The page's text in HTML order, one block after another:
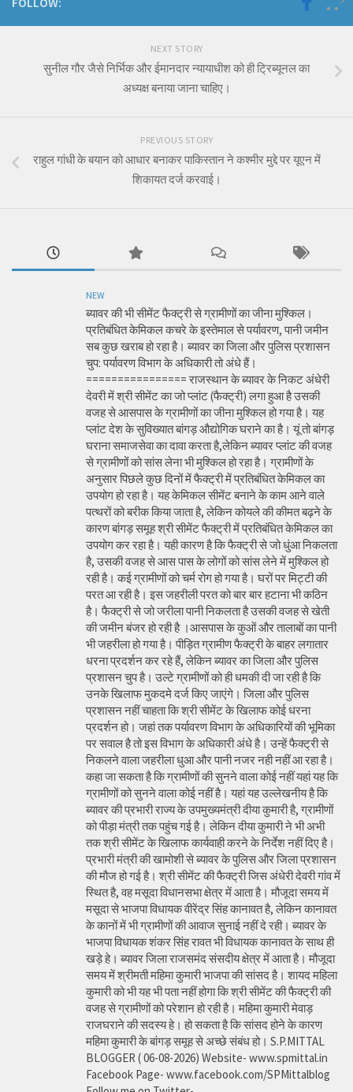
NEXT STORY
सुनील गौर जैसे निर्भिक और ईमानदार न्यायाधीश को ही ट्रिब्यूनल का
अध्यक्ष बनाया जाना चाहिए।
PREVIOUS STORY
राहुल गांधी के बयान को आधार बनाकर पाकिस्तान ने कश्मीर मुद्दे पर यूएन में
शिकायत दर्ज करवाई।
NEW
ब्यावर की भी सीमेंट फैक्ट्री से ग्रामीणों का जीना मुश्किल।
प्रतिबंधित केमिकल कचरे के इस्तेमाल से पर्यावरण, पानी जमीन
सब कुछ खराब हो रहा है। ब्यावर का जिला और पुलिस प्रशासन
चुप: पर्यावरण विभाग के अधिकारी तो अंधे हैं।
================ राजस्थान के ब्यावर के निकट अंधेरी
देवरी में श्री सीमेंट का जो प्लांट (फैक्ट्री) लगा हुआ है उसकी
वजह से आसपास के ग्रामीणों का जीना मुश्किल हो गया है। यह
प्लांट देश के सुविख्यात बांगड़ औद्योगिक घराने का है। यूं तो बांगड़
घराना समाजसेवा का दावा करता है,लेकिन ब्यावर प्लांट की वजह
से ग्रामीणों को सांस लेना भी मुश्किल हो रहा है। ग्रामीणों के
अनुसार पिछले कुछ दिनों में फैक्ट्री में प्रतिबंधित केमिकल का
उपयोग हो रहा है। यह केमिकल सीमेंट बनाने के काम आने वाले
पत्थरों को बरीक किया जाता है, लेकिन कोयले की कीमत बढ़ने के
कारण बांगड़ समूह श्री सीमेंट फैक्ट्री में प्रतिबंधित केमिकल का
उपयोग कर रहा है। यही कारण है कि फैक्ट्री से जो धुंआ निकलता
है, उसकी वजह से आस पास के लोगों को सांस लेने में मुश्किल हो
रही है। कई ग्रामीणों को चर्म रोग हो गया है। घरों पर मिट्टी की
परत आ रही है। इस जहरीली परत को बार बार हटाना भी कठिन
है। फैक्ट्री से जो जरीला पानी निकलता है उसकी वजह से खेती
की जमीन बंजर हो रही है ।आसपास के कुओं और तालाबों का पानी
भी जहरीला हो गया है। पीड़ित ग्रामीण फैक्ट्री के बाहर लगातार
धरना प्रदर्शन कर रहे हैं, लेकिन ब्यावर का जिला और पुलिस
प्रशासन चुप है। उल्टे ग्रामीणों को ही धमकी दी जा रही है कि
उनके खिलाफ मुकदमे दर्ज किए जाएंगे। जिला और पुलिस
प्रशासन नहीं चाहता कि श्री सीमेंट के खिलाफ कोई धरना
प्रदर्शन हो। जहां तक पर्यावरण विभाग के अधिकारियों की भूमिका
पर सवाल है तो इस विभाग के अधिकारी अंधे है। उन्हें फैक्ट्री से
निकलने वाला जहरीला धुआ और पानी नजर नही नहीं आ रहा है।
कहा जा सकता है कि ग्रामीणों की सुनने वाला कोई नहीं यहां यह कि
ग्रामीणों को सुनने वाला कोई नहीं है। यहां यह उल्लेखनीय है कि
ब्यावर की प्रभारी राज्य के उपमुख्यमंत्री दीया कुमारी है, ग्रामीणों
को पीड़ा मंत्री तक पहुंच गई है। लेकिन दीया कुमारी ने भी अभी
तक श्री सीमेंट के खिलाफ कार्यवाही करने के निर्देश नहीं दिए है।
प्रभारी मंत्री की खामोशी से ब्यावर के पुलिस और जिला प्रशासन
की मौज हो गई है। श्री सीमेंट की फैक्ट्री जिस अंधेरी देवरी गांव में
स्थित है, वह मसूदा विधानसभा क्षेत्र में आता है। मौजूदा समय में
मसूदा से भाजपा विधायक वीरेंद्र सिंह कानावत है, लेकिन कानावत
के कानों में भी ग्रामीणों की आवाज सुनाई नहीं दे रही। ब्यावर के
भाजपा विधायक शंकर सिंह रावत भी विधायक कानावत के साथ ही
खड़े हे। ब्यावर जिला राजसमंद संसदीय क्षेत्र में आता है। मौजूदा
समय में श्रीमती महिमा कुमारी भाजपा की सांसद है। शायद महिला
कुमारी को भी यह भी पता नहीं होगा कि श्री सीमेंट की फैक्ट्री की
वजह से ग्रामीणों को परेशान हो रही है। महिमा कुमारी मेवाड़
राजघराने की सदस्य हे। हो सकता है कि सांसद होने के कारण
महिमा कुमारी के बांगड़ समूह से अच्छे संबंध हो। S.P.MITTAL
BLOGGER ( 06-08-2026) Website- www.spmittal.in
Facebook Page- www.facebook.com/SPMittalblog